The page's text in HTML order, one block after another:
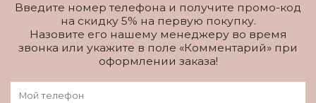
Введите номер телефона и получите промо-код
на скидку 5% на первую покупку.
Назовите его нашему менеджеру во время
звонка или укажите в поле «Комментарий» при
оформлении заказа!